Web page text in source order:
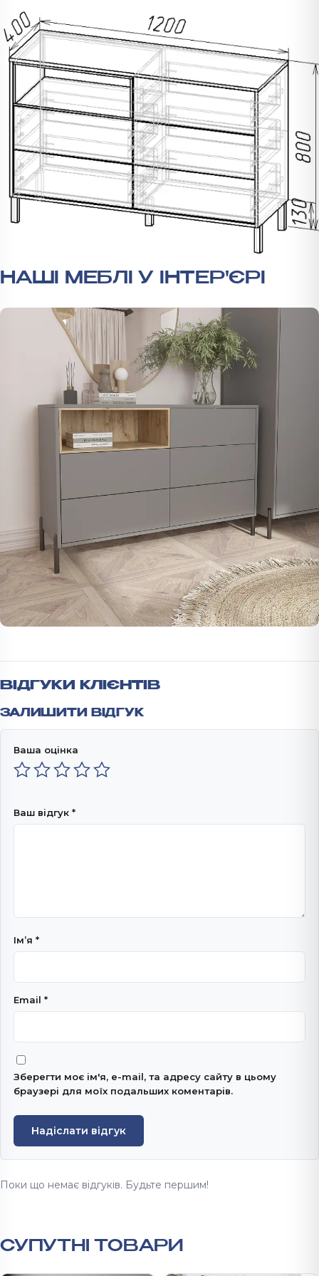
НАШІ МЕБЛІ У ІНТЕР'ЄРІ
ВІДГУКИ КЛІЄНТІВ
ЗАЛИШИТИ ВІДГУК
Ваша оцінка
Ваш відгук *
Імʼя *
Email *
Зберегти моє ім'я, e-mail, та адресу сайту в цьому
браузері для моїх подальших коментарів.
Надіслати відгук
Поки що немає відгуків. Будьте першим!
СУПУТНІ ТОВАРИ